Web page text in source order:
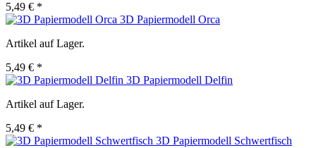
5,49 € *
3D Papiermodell Orca
Artikel auf Lager.
5,49 € *
3D Papiermodell Delfin
Artikel auf Lager.
5,49 € *
3D Papiermodell Schwertfisch